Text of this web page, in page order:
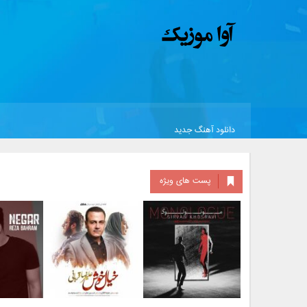
دانلود آهنگ جدید
پست های ویژه